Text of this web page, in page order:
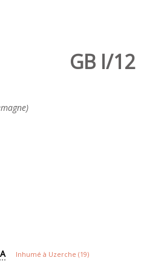
GB I/12
Inhumé à Uzerche (19)